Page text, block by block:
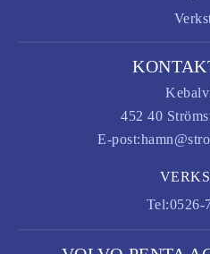
452 40
E-post:
Tel:0526-